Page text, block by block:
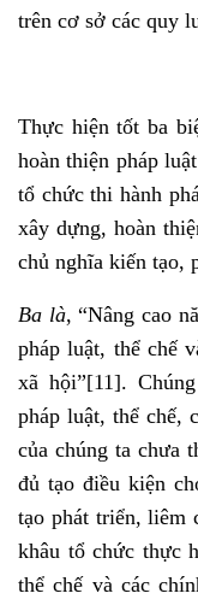
trên cơ sở các quy
Thực hiện tốt ba
hoàn thiện pháp
tổ chức thi hành
xây dựng, hoàn
chủ nghĩa kiến tạo,
Ba là, “Nâng cao
pháp luật, thể chế
xã hội”[11].
pháp luật, thể chế,
của chúng ta chưa
đủ tạo điều kiện
tạo phát triển, liêm
khâu tổ chức thực
thể chế và các